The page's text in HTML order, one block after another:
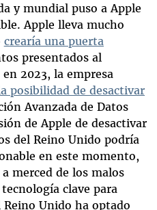
y mundial puso a Apple
Apple lleva mucho
crearía una puerta
presentados al
2023, la empresa
posibilidad de desactivar
Avanzada de Datos
de Apple de desactivar
del Reino Unido podría
en este momento,
merced de los malos
clave para
Unido ha optado